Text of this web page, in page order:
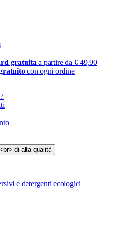
gratuita a partire da € 49,90
con ogni ordine
e detergenti ecologici